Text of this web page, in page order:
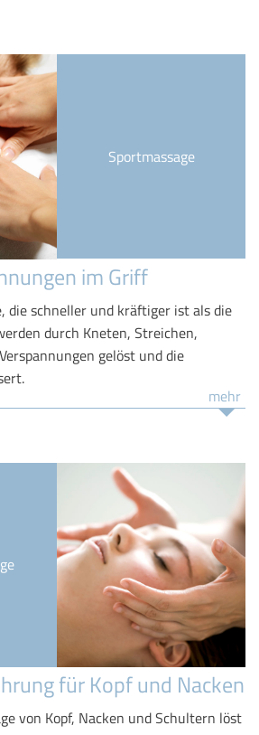
Sportmassage
im Griff
die schneller und kräftiger ist als die
durch Kneten, Streichen,
gelöst und die
mehr
für Kopf und Nacken
von Kopf, Nacken und Schultern löst